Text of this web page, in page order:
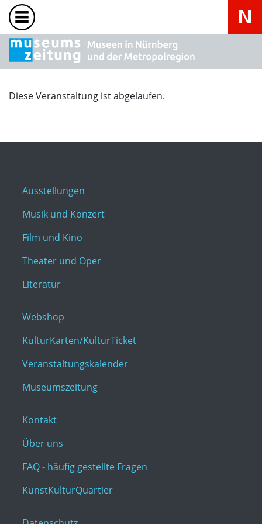
Diese Veranstaltung ist abgelaufen.
Ausstellungen
Musik und Konzert
Film und Kino
Theater und Oper
Literatur
Webshop
KulturKarten/KulturTicket
Veranstaltungskalender
Museumszeitung
Kontakt
Über uns
FAQ - häufig gestellte Fragen
KunstKulturQuartier